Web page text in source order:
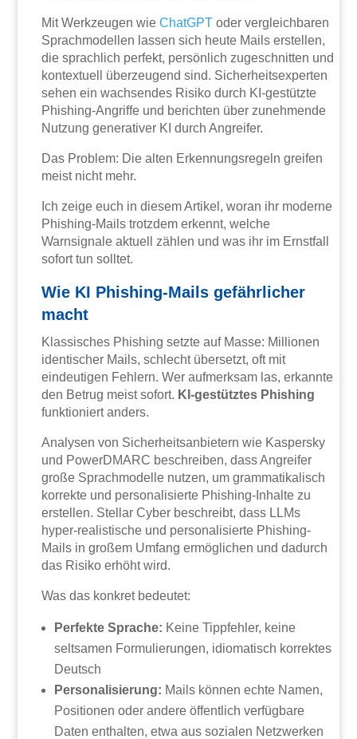
Mit Werkzeugen wieChatGPT oder vergleichbaren
Sprachmodellen lassen sich heute Mails erstellen,
die sprachlich perfekt, persönlich zugeschnitten und
kontextuell überzeugend sind. Sicherheitsexperten
sehen ein wachsendes Risiko durch KI-gestützte
Phishing-Angriffe und berichten über zunehmende
Nutzung generativer KI durch Angreifer.
Das Problem: Die alten Erkennungsregeln greifen
meist nicht mehr.
Ich zeige euch in diesem Artikel, woran ihr moderne
Phishing-Mails trotzdem erkennt, welche
Warnsignale aktuell zählen und was ihr im Ernstfall
sofort tun solltet.
Wie KI Phishing-Mails gefährlicher
macht
Klassisches Phishing setzte auf Masse: Millionen
identischer Mails, schlecht übersetzt, oft mit
eindeutigen Fehlern. Wer aufmerksam las, erkannte
den Betrug meist sofort. KI-gestütztes Phishing
funktioniert anders.
Analysen von Sicherheitsanbietern wie Kaspersky
und PowerDMARC beschreiben, dass Angreifer
große Sprachmodelle nutzen, um grammatikalisch
korrekte und personalisierte Phishing-Inhalte zu
erstellen. Stellar Cyber beschreibt, dass LLMs
hyper-realistische und personalisierte Phishing-
Mails in großem Umfang ermöglichen und dadurch
das Risiko erhöht wird.
Was das konkret bedeutet:
Perfekte Sprache: Keine Tippfehler, keine
seltsamen Formulierungen, idiomatisch korrektes
Deutsch
Personalisierung: Mails können echte Namen,
Positionen oder andere öffentlich verfügbare
Daten enthalten, etwa aus sozialen Netzwerken